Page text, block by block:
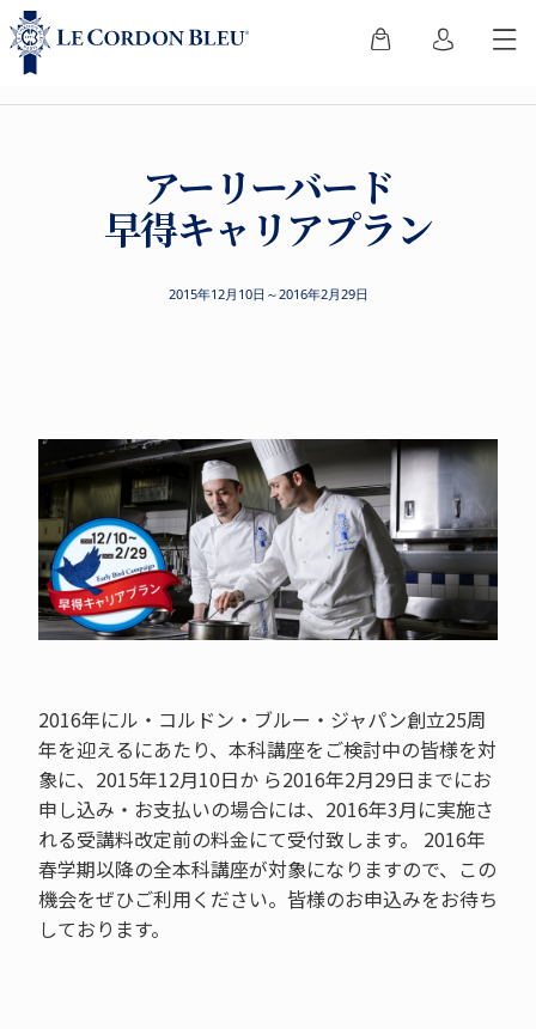
アーリーバード
早得キャリアプラン
2015年12月10日～2016年2月29日
2016年にル・コルドン・ブルー・ジャパン創立25周
年を迎えるにあたり、本科講座をご検討中の皆様を対
象に、2015年12月10日か ら2016年2月29日までにお
申し込み・お支払いの場合には、2016年3月に実施さ
れる受講料改定前の料金にて受付致します。 2016年
春学期以降の全本科講座が対象になりますので、この
機会をぜひご利用ください。皆様のお申込みをお待ち
しております。